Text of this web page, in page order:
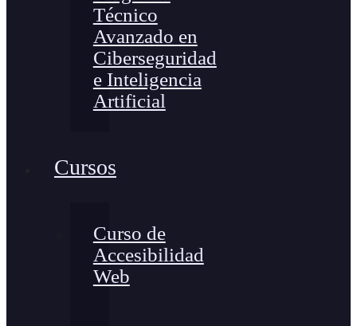
Técnico
Avanzado en
Ciberseguridad
e Inteligencia
Artificial
Cursos
Curso de
Accesibilidad
Web